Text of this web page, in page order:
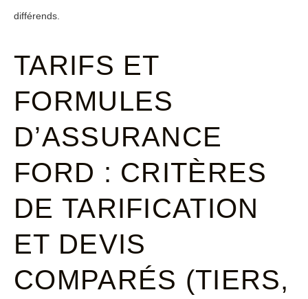
différends.
TARIFS ET
FORMULES
D’ASSURANCE
FORD : CRITÈRES
DE TARIFICATION
ET DEVIS
COMPARÉS (TIERS,